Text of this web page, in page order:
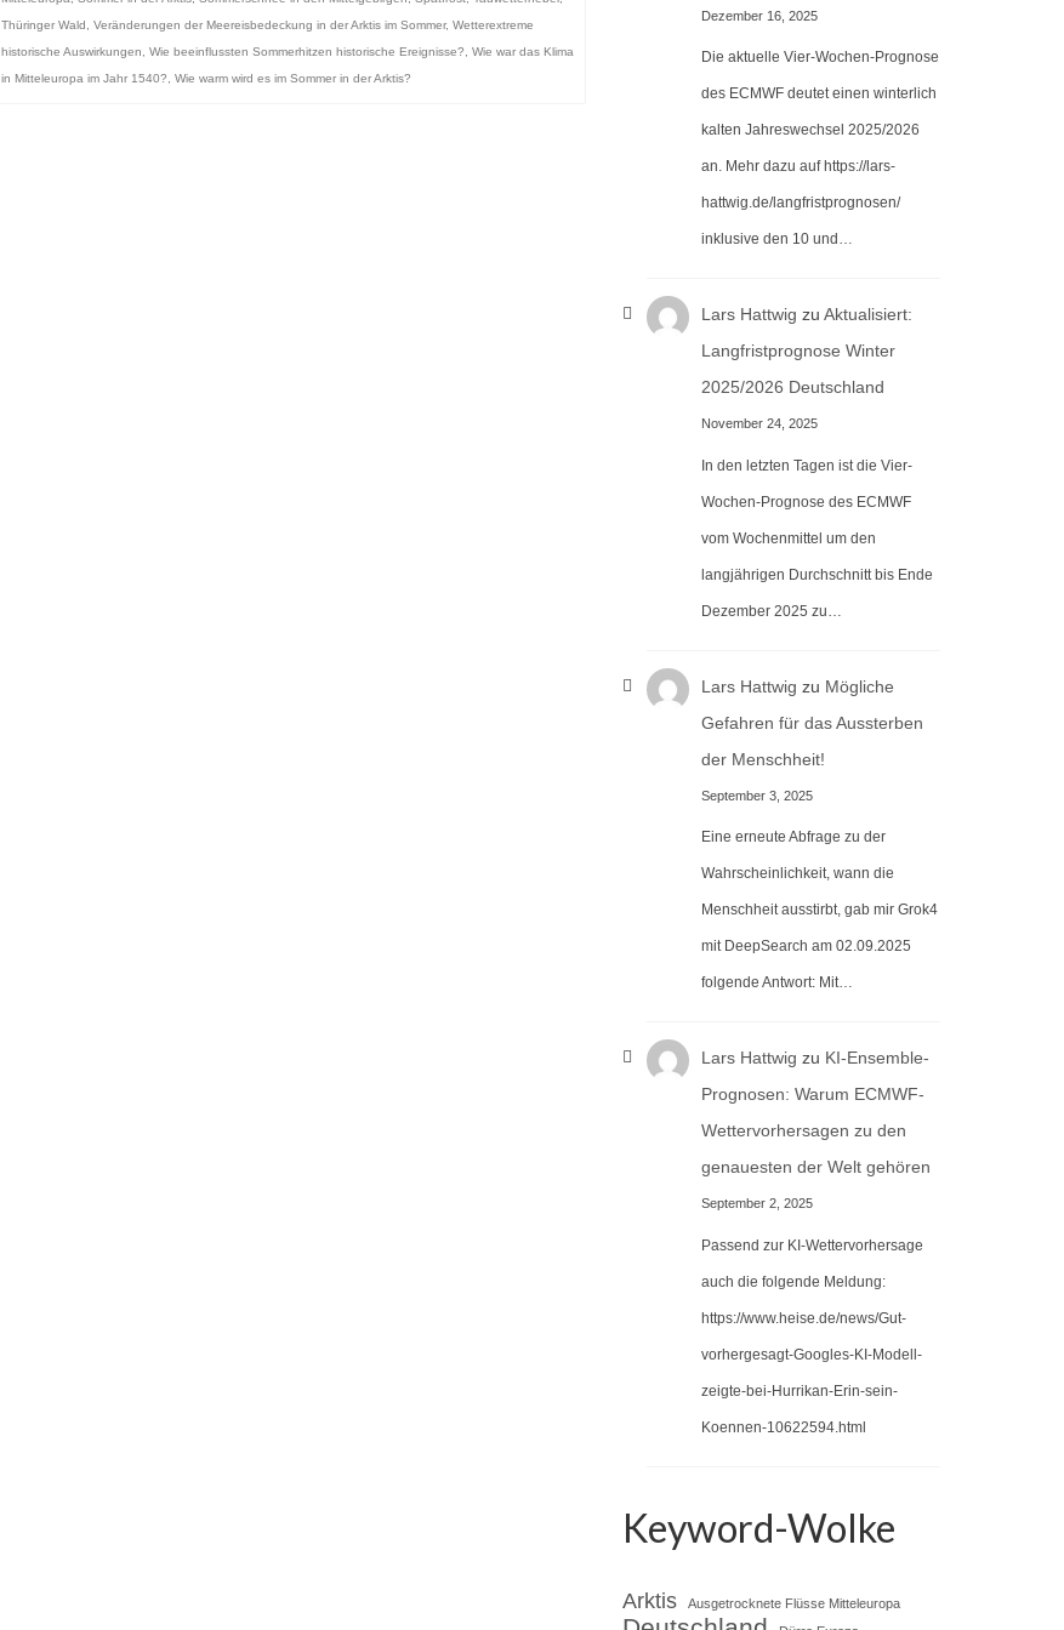
Thüringer Wald
Veränderungen der Meereisbedeckung in der Arktis im Sommer, Wetterextreme
historische Auswirkungen
Wie beeinflussten Sommerhitzen historische Ereignisse?
Wie war das Klima
in Mitteleuropa im Jahr 1540?
Wie warm wird es im Sommer in der Arktis?
Dezember 16, 2025
Die aktuelle Vier-Wochen-Prognose
des ECMWF deutet einen winterlich
kalten Jahreswechsel 2025/2026
an. Mehr dazu auf https://lars-
hattwig.de/langfristprognosen/
inklusive den 10 und…
Lars Hattwig zu Aktualisiert:
Langfristprognose Winter
2025/2026 Deutschland
November 24, 2025
In den letzten Tagen ist die Vier-
Wochen-Prognose des ECMWF
vom Wochenmittel um den
langjährigen Durchschnitt bis Ende
Dezember 2025 zu…
Lars Hattwig zu Mögliche
Gefahren für das Aussterben
der Menschheit!
September 3, 2025
Eine erneute Abfrage zu der
Wahrscheinlichkeit, wann die
Menschheit ausstirbt, gab mir Grok4
mit DeepSearch am 02.09.2025
folgende Antwort: Mit…
Lars Hattwig zu KI-Ensemble-
Prognosen: Warum ECMWF-
Wettervorhersagen zu den
genauesten der Welt gehören
September 2, 2025
Passend zur KI-Wettervorhersage
auch die folgende Meldung:
https://www.heise.de/news/Gut-
vorhergesagt-Googles-KI-Modell-
zeigte-bei-Hurrikan-Erin-sein-
Koennen-10622594.html
Keyword-Wolke
Arktis Ausgetrocknete Flüsse Mitteleuropa